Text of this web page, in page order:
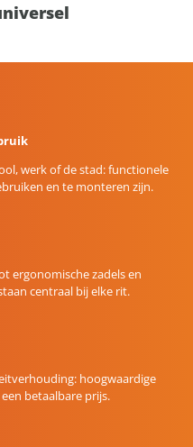
werk of de stad: functionele
en te monteren zijn.
ergonomische zadels en
centraal bij elke rit.
hoogwaardige
betaalbare prijs.